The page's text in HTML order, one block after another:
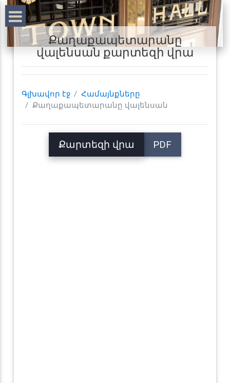
Քաղաքապետարանը
վալենսան քարտեզի վրա
Գլխավոր էջ
Համայնքները
Քաղաքապետարանը վալենսան
Քարտեզի վրա PDF